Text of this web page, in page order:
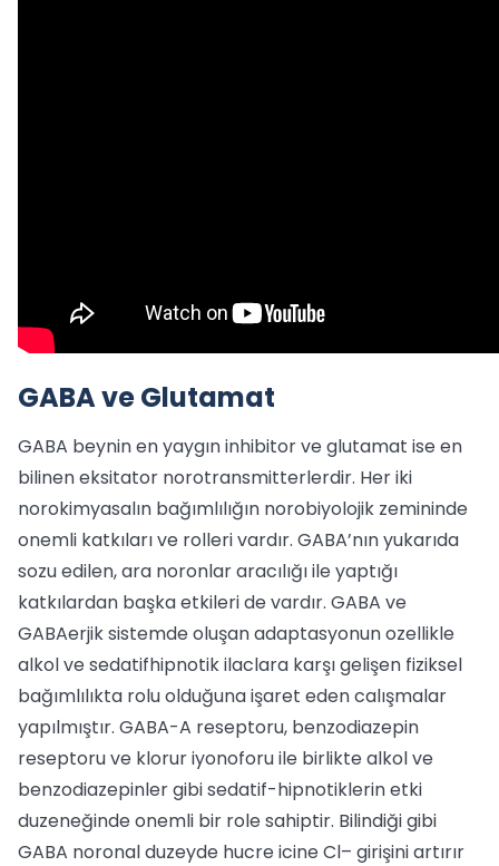
GABA ve Glutamat
GABA beynin en yaygın inhibitor ve glutamat ise en
bilinen eksitator norotransmitterlerdir. Her iki
norokimyasalın bağımlılığın norobiyolojik zemininde
onemli katkıları ve rolleri vardır. GABA’nın yukarıda
sozu edilen, ara noronlar aracılığı ile yaptığı
katkılardan başka etkileri de vardır. GABA ve
GABAerjik sistemde oluşan adaptasyonun ozellikle
alkol ve sedatifhipnotik ilaclara karşı gelişen fiziksel
bağımlılıkta rolu olduğuna işaret eden calışmalar
yapılmıştır. GABA-A reseptoru, benzodiazepin
reseptoru ve klorur iyonoforu ile birlikte alkol ve
benzodiazepinler gibi sedatif-hipnotiklerin etki
duzeneğinde onemli bir role sahiptir. Bilindiği gibi
GABA noronal duzeyde hucre icine Cl– girişini artırır